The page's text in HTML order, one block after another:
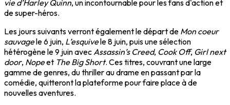
vie d’Harley Quinn, un incontournable pour les fans d'action et
de super-héros.
Les jours suivants verront également le départ de Mon coeur
sauvagele 6 juin, L’esquivele 8 juin, puis une sélection
hétérogène le 9 juin avec Assassin’s Creed, Cook Off, Girl next
door, Nopeet The Big Short. Ces titres, couvrant une large
gamme de genres, du thriller au drame en passant par la
comédie, quitteront la plateforme pour faire place à de
nouvelles aventures.